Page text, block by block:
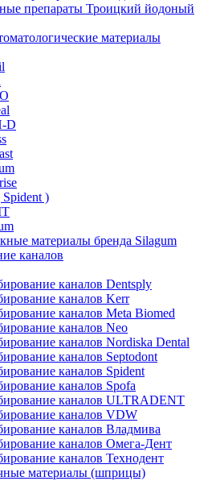
препараты Троицкий йодоный
материалы
D
)
материалы бренда Silagum
каналов
каналов Dentsply
каналов Kerr
каналов Meta Biomed
каналов Neo
каналов Nordiska Dental
каналов Septodont
каналов Spident
каналов Spofa
каналов ULTRADENT
каналов VDW
каналов Владмива
каналов Омега-Дент
каналов Технодент
материалы (шприцы)